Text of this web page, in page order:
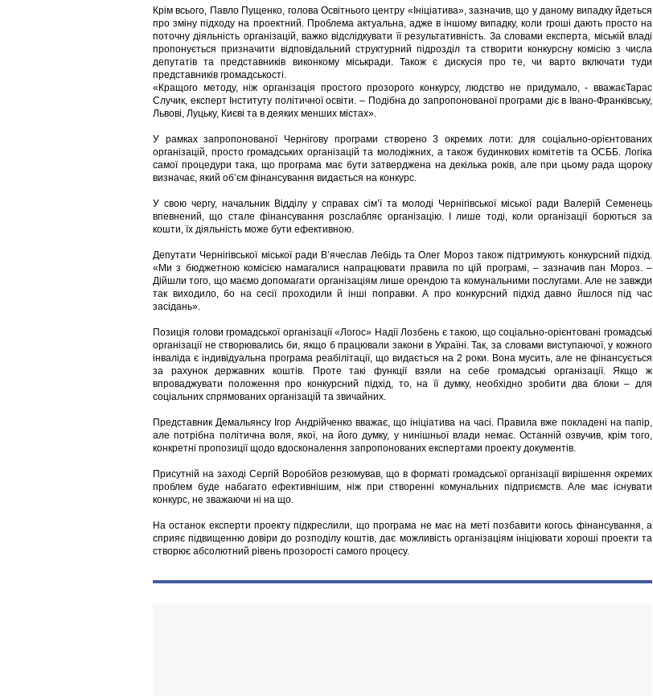
Крім всього, Павло Пущенко, голова Освітнього центру «Ініціатива», зазначив, що у даному випадку йдеться
про зміну підходу на проектний. Проблема актуальна, адже в іншому випадку, коли гроші дають просто на
поточну діяльність організацій, важко відслідкувати її результативність. За словами експерта, міській владі
пропонується призначити відповідальний структурний підрозділ та створити конкурсну комісію з числа
депутатів та представників виконкому міськради. Також є дискусія про те, чи варто включати туди
представників громадськості.
«Кращого методу, ніж організація простого прозорого конкурсу, людство не придумало, - вважаєТарас
Случик, експерт Інституту політичної освіти. – Подібна до запропонованої програми діє в Івано-Франківську,
Львові, Луцьку, Києві та в деяких менших містах».
У рамках запропонованої Чернігову програми створено 3 окремих лоти: для соціально-орієнтованих
організацій, просто громадських організацій та молодіжних, а також будинкових комітетів та ОСББ. Логіка
самої процедури така, що програма має бути затверджена на декілька років, але при цьому рада щороку
визначає, який об’єм фінансування видається на конкурс.
У свою чергу, начальник Відділу у справах сім’ї та молоді Чернігівської міської ради Валерій Семенець
впевнений, що стале фінансування розслабляє організацію. І лише тоді, коли організації борються за
кошти, їх діяльність може бути ефективною.
Депутати Чернігівської міської ради В’ячеслав Лебідь та Олег Мороз також підтримують конкурсний підхід.
«Ми з бюджетною комісією намагалися напрацювати правила по цій програмі, – зазначив пан Мороз. –
Дійшли того, що маємо допомагати організаціям лише орендою та комунальними послугами. Але не завжди
так виходило, бо на сесії проходили й інші поправки. А про конкурсний підхід давно йшлося під час
засідань».
Позиція голови громадської організації «Логос» Надії Лозбень є такою, що соціально-орієнтовані громадські
організації не створювались би, якщо б працювали закони в Україні. Так, за словами виступаючої, у кожного
інваліда є індивідуальна програма реабілітації, що видається на 2 роки. Вона мусить, але не фінансується
за рахунок державних коштів. Проте такі функції взяли на себе громадські організації. Якщо ж
впроваджувати положення про конкурсний підхід, то, на її думку, необхідно зробити два блоки – для
соціальних спрямованих організацій та звичайних.
Представник Демальянсу Ігор Андрійченко вважає, що ініціатива на часі. Правила вже покладені на папір,
але потрібна політична воля, якої, на його думку, у нинішньої влади немає. Останній озвучив, крім того,
конкретні пропозиції щодо вдосконалення запропонованих експертами проекту документів.
Присутній на заході Сергій Воробйов резюмував, що в форматі громадської організації вирішення окремих
проблем буде набагато ефективнішим, ніж при створенні комунальних підприємств. Але має існувати
конкурс, не зважаючи ні на що.
На останок експерти проекту підкреслили, що програма не має на меті позбавити когось фінансування, а
сприяє підвищенню довіри до розподілу коштів, дає можливість організаціям ініціювати хороші проекти та
створює абсолютний рівень прозорості самого процесу.